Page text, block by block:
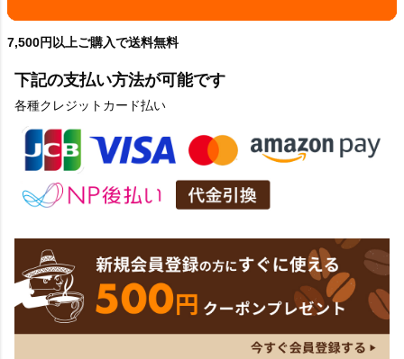
7,500円以上ご購入で送料無料
下記の支払い方法が可能です
各種クレジットカード払い